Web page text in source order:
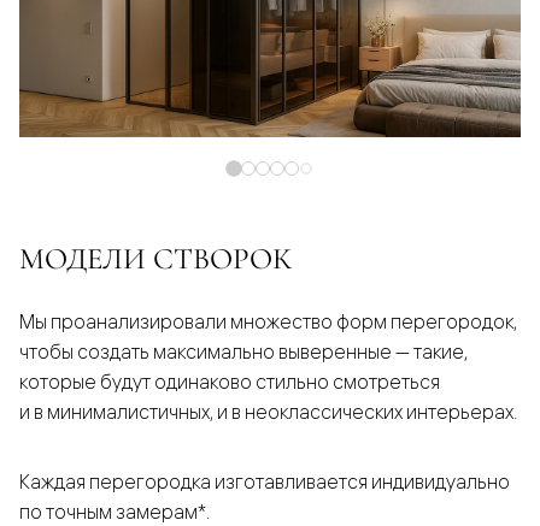
МОДЕЛИ СТВОРОК
Мы проанализировали множество форм перегородок,
чтобы создать максимально выверенные — такие,
которые будут одинаково стильно смотреться
и в минималистичных, и в неоклассических интерьерах.
Каждая перегородка изготавливается индивидуально
по точным замерам*.